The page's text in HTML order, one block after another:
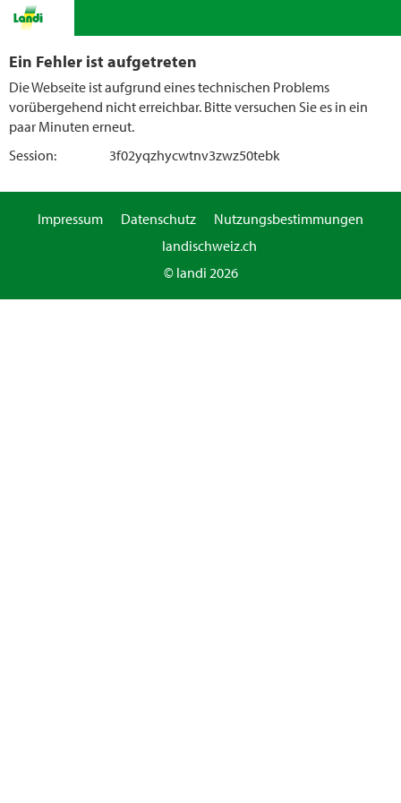
Ein Fehler ist aufgetreten
Die Webseite ist aufgrund eines technischen Problems
vorübergehend nicht erreichbar. Bitte versuchen Sie es in ein
paar Minuten erneut.
Session:
3f02yqzhycwtnv3zwz50tebk
Impressum Datenschutz
Nutzungsbestimmungen
landischweiz.ch
© landi 2026